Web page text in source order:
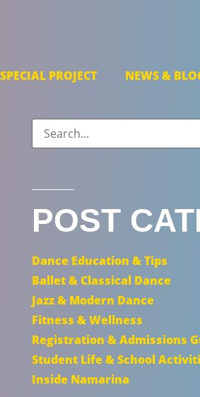
SPECIAL PROJECT NEWS &
POST
Dance Education & Tips
Ballet & Classical Dance
Jazz & Modern Dance
Fitness & Wellness
Registration & Admissions
Student Life & School
Inside Namarina